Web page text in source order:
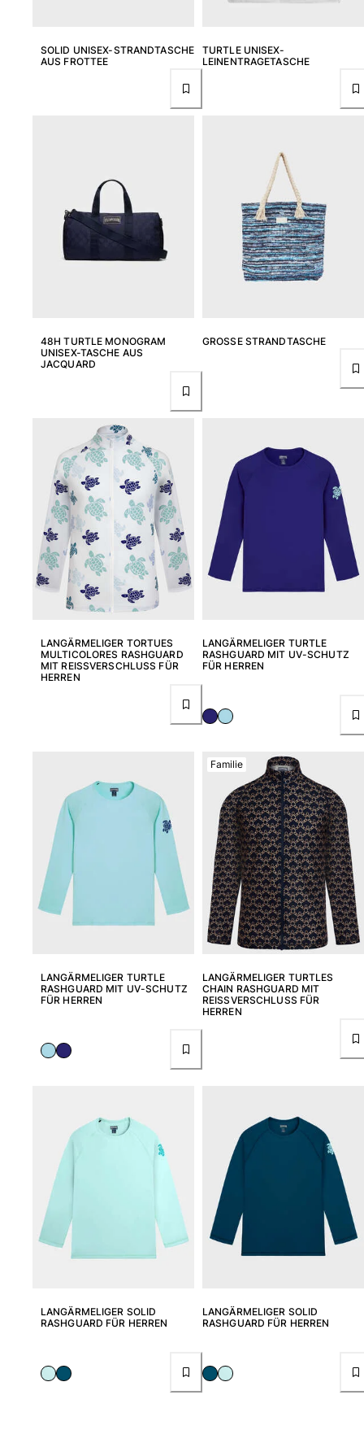
SOLID UNISEX-STRANDTASCHE
AUS FROTTEE
TURTLE UNISEX-
LEINENTRAGETASCHE
48H TURTLE MONOGRAM
UNISEX-TASCHE AUS
JACQUARD
GROSSE STRANDTASCHE
LANGÄRMELIGER TORTUES
MULTICOLORES RASHGUARD
MIT REISSVERSCHLUSS FÜR H
ERREN
LANGÄRMELIGER TURTLE
RASHGUARD MIT UV-SCHUTZ
FÜR HERREN
LANGÄRMELIGER TURTLE
RASHGUARD MIT UV-SCHUTZ
FÜR HERREN
LANGÄRMELIGER TURTLES
CHAIN RASHGUARD MIT
REISSVERSCHLUSS FÜR H
ERREN
Familie
LANGÄRMELIGER SOLID
RASHGUARD FÜR HERREN
LANGÄRMELIGER SOLID
RASHGUARD FÜR HERREN